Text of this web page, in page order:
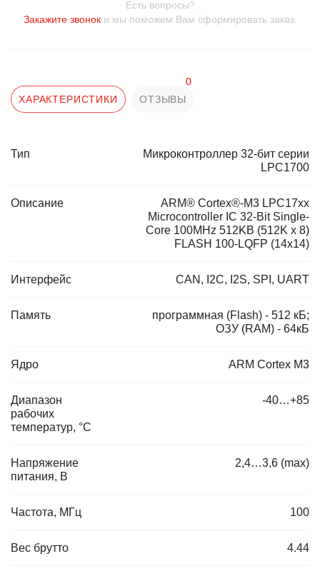
Есть вопросы?
Закажите звоноки мы поможем Вам сформировать заказ.
ХАРАКТЕРИСТИКИ ОТЗЫВЫ
0
Тип
Микроконтроллер 32-бит серии
LPC1700
Описание
ARM® Cortex®-M3 LPC17xx
Microcontroller IC 32-Bit Single-
Core 100MHz 512KB (512K x 8)
FLASH 100-LQFP (14x14)
Интерфейс CAN, I2C, I2S, SPI, UART
Память
программная (Flash) - 512 кБ;
ОЗУ (RAM) - 64кБ
Ядро ARM Cortex M3
Диапазон
рабочих
температур, °C
-40…+85
Напряжение
питания, В
2,4…3,6 (max)
Частота, МГц 100
Вес брутто 4.44